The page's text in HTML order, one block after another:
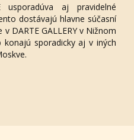
usporadúva aj pravidelné
dostávajú hlavne súčasní
DARTE GALLERY v Nižnom
sporadicky aj v iných